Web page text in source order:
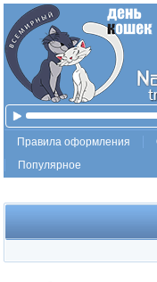
Правила оформления
Популярное